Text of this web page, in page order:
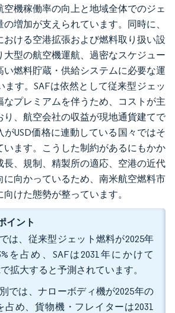
機稼働率の向上と地域全体でのジェ
増加が支えられています。同時に、
おける空港拡張および燃料取り扱い設
大型の航空機運航、過密なスケジュー
い燃料貯蔵・供給システムに必要な運
ます。SAFは依然として従来型ジェッ
なプレミアムを伴うため、コストが主
り、航空会社の収益が現地通貨建てで
がUSD価格に連動している国々ではそ
います。こうした制約があるにもかか
長、規制、精製所の適応、空港の近代
に向かっているため、南米航空燃料市
けた態勢が整っています。
イント
は、従来型ジェット燃料が2025年
を占め、SAFは2031年にかけて
拡大すると予測されています。
では、ナローボディ機が2025年の
占め、貨物機・フレイターは2031